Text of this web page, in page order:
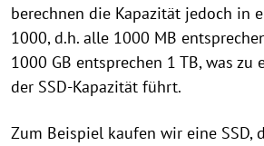
berechnen die Kapazität jedoch in
1000, d.h. alle 1000 MB
1000 GB entsprechen 1 TB, was zu
der SSD-Kapazität führt.
Zum Beispiel kaufen wir eine SSD,